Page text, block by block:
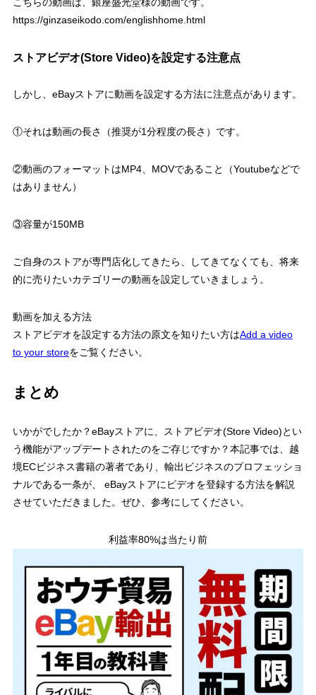
https://ginzaseikodo.com/englishhome.html
ストアビデオ(Store Video)を設定する注意点
しかし、eBayストアに動画を設定する方法に注意点があります。
①それは動画の長さ（推奨が1分程度の長さ）です。
②動画のフォーマットはMP4、MOVであること（Youtubeなどで
はありません）
③容量が150MB
ご自身のストアが専門店化してきたら、してきてなくても、将来
的に売りたいカテゴリーの動画を設定していきましょう。
動画を加える方法
ストアビデオを設定する方法の原文を知りたい方はAdd a video
to your storeをご覧ください。
まとめ
いかがでしたか？eBayストアに、ストアビデオ(Store Video)とい
う機能がアップデートされたのをご存じですか？本記事では、越
境ECビジネス書籍の著者であり、輸出ビジネスのプロフェッショ
ナルである一条が、 eBayストアにビデオを登録する方法を解説
させていただきました。ぜひ、参考にしてください。
利益率80%は当たり前